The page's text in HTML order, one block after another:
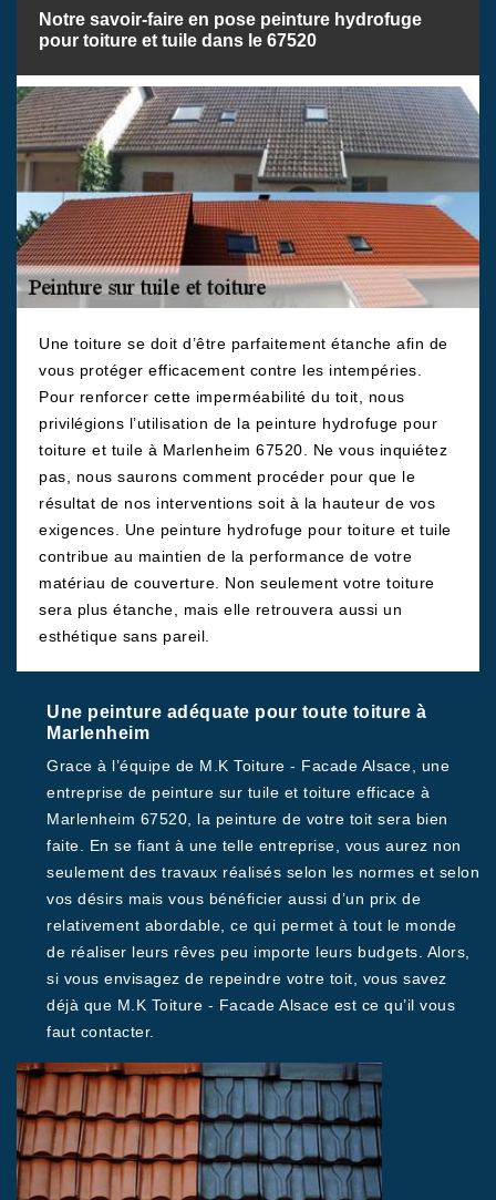
Notre savoir-faire en pose peinture hydrofuge
pour toiture et tuile dans le 67520
Une toiture se doit d’être parfaitement étanche afin de
vous protéger efficacement contre les intempéries.
Pour renforcer cette imperméabilité du toit, nous
privilégions l’utilisation de la peinture hydrofuge pour
toiture et tuile à Marlenheim 67520. Ne vous inquiétez
pas, nous saurons comment procéder pour que le
résultat de nos interventions soit à la hauteur de vos
exigences. Une peinture hydrofuge pour toiture et tuile
contribue au maintien de la performance de votre
matériau de couverture. Non seulement votre toiture
sera plus étanche, mais elle retrouvera aussi un
esthétique sans pareil.
Une peinture adéquate pour toute toiture à
Marlenheim
Grace à l’équipe de M.K Toiture - Facade Alsace, une
entreprise de peinture sur tuile et toiture efficace à
Marlenheim 67520, la peinture de votre toit sera bien
faite. En se fiant à une telle entreprise, vous aurez non
seulement des travaux réalisés selon les normes et selon
vos désirs mais vous bénéficier aussi d’un prix de
relativement abordable, ce qui permet à tout le monde
de réaliser leurs rêves peu importe leurs budgets. Alors,
si vous envisagez de repeindre votre toit, vous savez
déjà que M.K Toiture - Facade Alsace est ce qu’il vous
faut contacter.